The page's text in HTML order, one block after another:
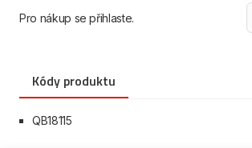
Pro nákup se přihlaste.
Kódy produktu
QB18115